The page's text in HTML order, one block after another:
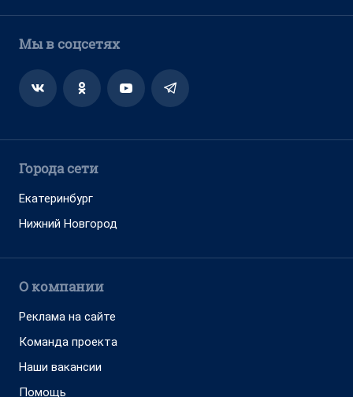
Мы в соцсетях
Города сети
Екатеринбург
Нижний Новгород
О компании
Реклама на сайте
Команда проекта
Наши вакансии
Помощь